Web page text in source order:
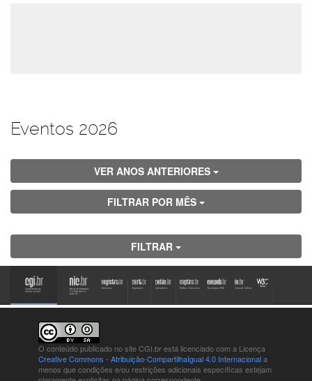
Eventos 2026
VER ANOS ANTERIORES
FILTRAR POR MÊS
FILTRAR
O conteúdo publicado no site CGI.br está licenciado com a Licença
Creative Commons - Atribuição-CompartilhaIgual 4.0 Internacionala
menos que condições e/ou restrições adicionais específicas estejam